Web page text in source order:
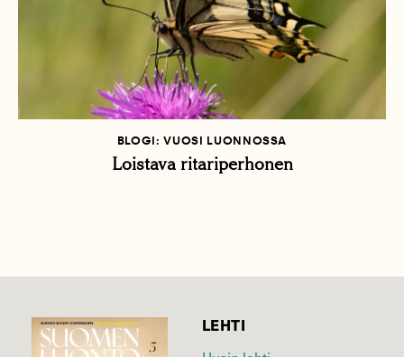
BLOGI: VUOSI LUONNOSSA
Loistava ritariperhonen
LEHTI